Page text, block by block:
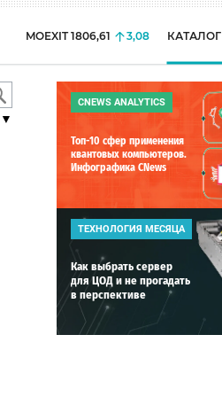
MOEXIT 1806,61 3,08 КАТАЛОГ
CNEWS ANALYTICS
Топ-10 сфер применения
квантовых компьютеров.
Инфографика CNews
ТЕХНОЛОГИЯ МЕСЯЦА
Как выбрать сервер
для ЦОД и не прогадать
в перспективе